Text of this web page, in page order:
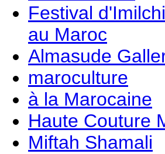
Festival
au Maroc
Almasude
maroculture
à la Marocaine
Haute Couture
Miftah Shamali